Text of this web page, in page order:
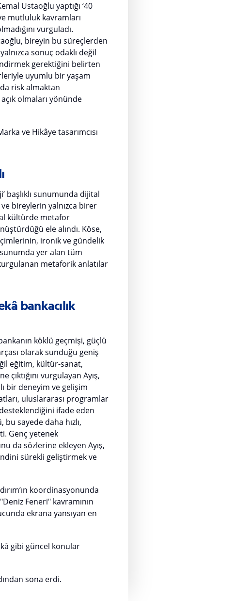
Ustaoğlu yaptığı ‘40
mutluluk kavramları
vurguladı.
bireyin bu süreçlerden
sonuç odaklı değil
gerektiğini belirten
uyumlu bir yaşam
risk almaktan
olmaları yönünde
ve Hikâye tasarımcısı
başlıklı sunumunda dijital
bireylerin yalnızca birer
kültürde metafor
ele alındı. Köse,
ironik ve gündelik
yer alan tüm
metaforik anlatılar
bankacılık
köklü geçmişi, güçlü
olarak sunduğu geniş
eğitim, kültür-sanat,
vurgulayan Ayış,
bir deneyim ve gelişim
uluslararası programlar
ifade eden
sayede daha hızlı,
Genç yetenek
da sözlerine ekleyen Ayış,
sürekli geliştirmek ve
koordinasyonunda
Feneri" kavramının
ekrana yansıyan en
gibi güncel konular
sona erdi.